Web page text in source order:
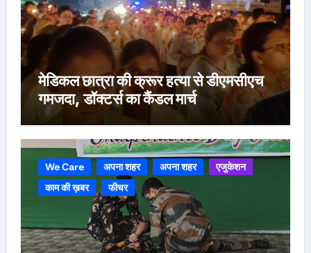
मेडिकल छात्रा की क्रूर हत्या से डीएमसीएच
गमजदा, डॉक्टर्स का कैंडल मार्च
We Care अपना शहर अपना शहर
एजुकेशन
काम की ख़बर
फीचर